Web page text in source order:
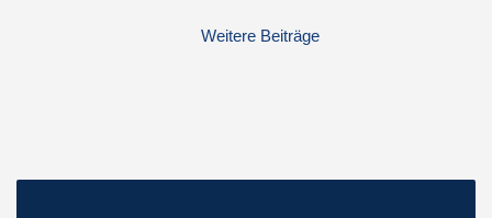
Weitere Beiträge